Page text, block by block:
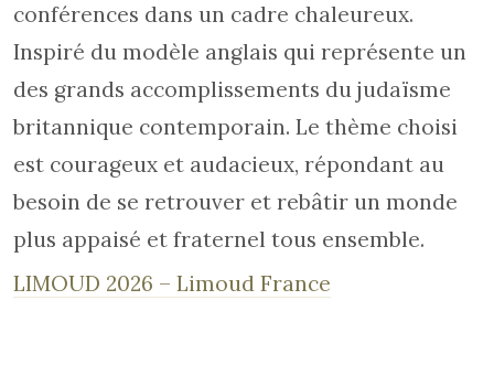
conférences dans un cadre chaleureux.
Inspiré du modèle anglais qui représente un
des grands accomplissements du judaïsme
britannique contemporain. Le thème choisi
est courageux et audacieux, répondant au
besoin de se retrouver et rebâtir un monde
plus appaisé et fraternel tous ensemble.
LIMOUD 2026 – Limoud France